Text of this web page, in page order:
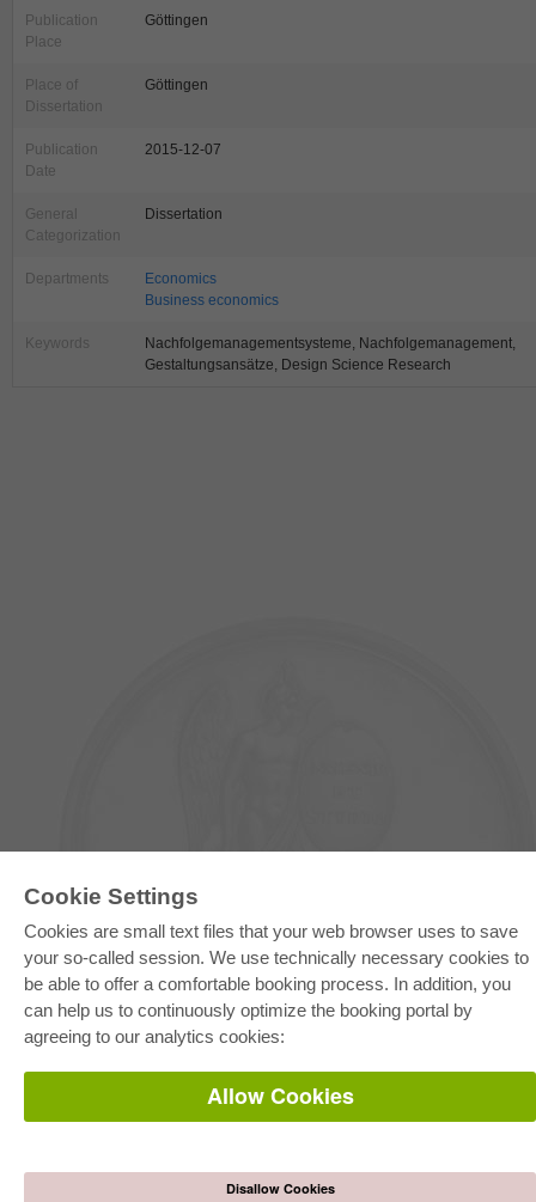
Cookie Settings
Cookies are small text files that your web browser uses to save
your so-called session. We use technically necessary cookies to
be able to offer a comfortable booking process. In addition, you
can help us to continuously optimize the booking portal by
agreeing to our analytics cookies:
Allow Cookies
Disallow Cookies
Publication
Place
Göttingen
Place of
Dissertation
Göttingen
Publication
Date
2015-12-07
General
Categorization
Dissertation
Departments
Economics
Business economics
Keywords
Nachfolgemanagementsysteme, Nachfolgemanagement,
Gestaltungsansätze, Design Science Research
E-COLLECTION
Full Package
Pick & Choose
E-Book Delivery
Terms
AUTOR WERDEN